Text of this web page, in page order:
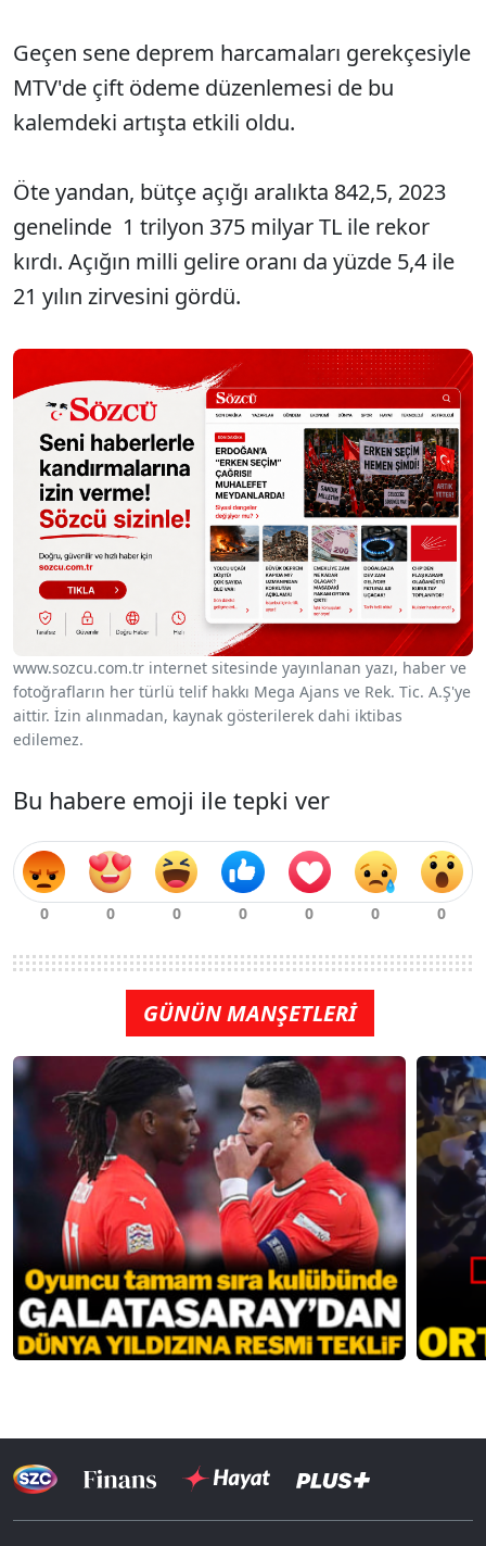
Geçen sene deprem harcamaları gerekçesiyle
MTV'de çift ödeme düzenlemesi de bu
kalemdeki artışta etkili oldu.
Öte yandan, bütçe açığı aralıkta 842,5, 2023
genelinde 1 trilyon 375 milyar TL ile rekor
kırdı. Açığın milli gelire oranı da yüzde 5,4 ile
21 yılın zirvesini gördü.
www.sozcu.com.tr internet sitesinde yayınlanan yazı, haber ve
fotoğrafların her türlü telif hakkı Mega Ajans ve Rek. Tic. A.Ş'ye
aittir. İzin alınmadan, kaynak gösterilerek dahi iktibas
edilemez.
Bu habere emoji ile tepki ver
GÜNÜN MANŞETLERİ